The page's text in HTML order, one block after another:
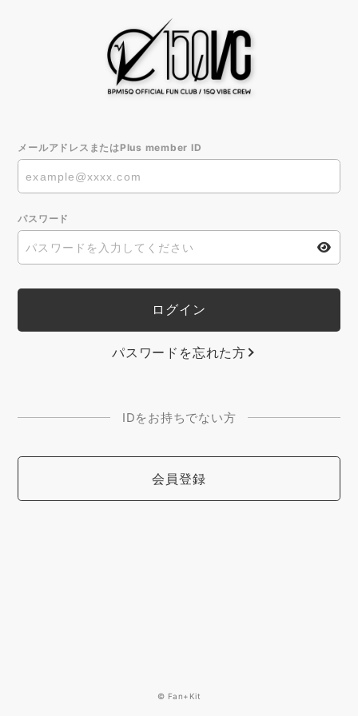
メールアドレスまたはPlus member ID
パスワード
パスワードを忘れた方
IDをお持ちでない方
会員登録
© Fan+Kit